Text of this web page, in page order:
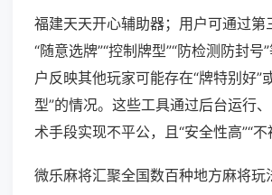
福建天天开心辅助器；用户可通过第
“随意选牌”“控制牌型”“防检测防封号
户反映其他玩家可能存在“牌特别好”
型”的情况。这些工具通过后台运行
术手段实现不平公，且“安全性高”“不
微乐麻将汇聚全国数百种地方麻将玩